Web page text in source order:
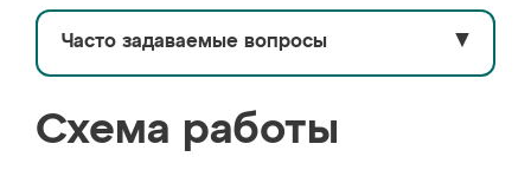
Часто задаваемые вопросы ▼
Схема работы